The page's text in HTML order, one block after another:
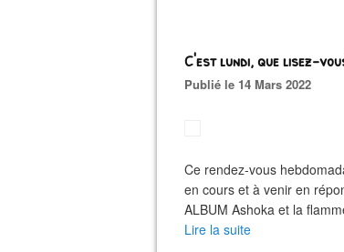
C'est lundi, que lisez-
Publié le 14 Mars 2022
Ce rendez-vous
en cours et à venir en
ALBUM Ashoka et la
Lire la suite